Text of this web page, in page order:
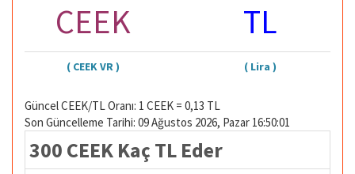
CEEK
TL
( CEEK VR ) ( Lira )
Güncel CEEK/TL Oranı: 1 CEEK = 0,13 TL
Son Güncelleme Tarihi: 09 Ağustos 2026, Pazar 16:50:01
300 CEEK Kaç TL Eder